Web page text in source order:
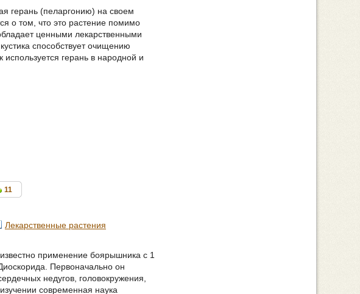
герань (пеларгонию) на своем
о том, что это растение помимо
ценными лекарственными
способствует очищению
используется герань в народной и
11
Лекарственные растения
применение боярышника с 1
Первоначально он
недугов, головокружения,
современная наука